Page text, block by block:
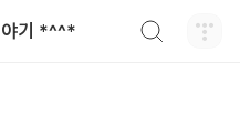
야기 *^^*